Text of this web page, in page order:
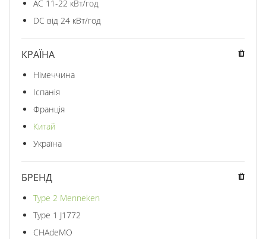
AC 11-22 кВт/год
DC від 24 кВт/год
КРАЇНА
Німеччина
Іспанія
Франція
Китай
Україна
БРЕНД
Type 2 Menneken
Type 1 J1772
CHAdeMO